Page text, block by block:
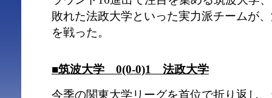
敗れた法政大学といった実力派チームが
を戦った。
■筑波大学 0(0-0)1 法政大学
今季の関東大学リーグを首位で折り返し